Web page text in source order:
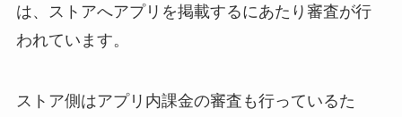
は、ストアへアプリを掲載するにあたり審査が行
われています。
ストア側はアプリ内課金の審査も行っているた